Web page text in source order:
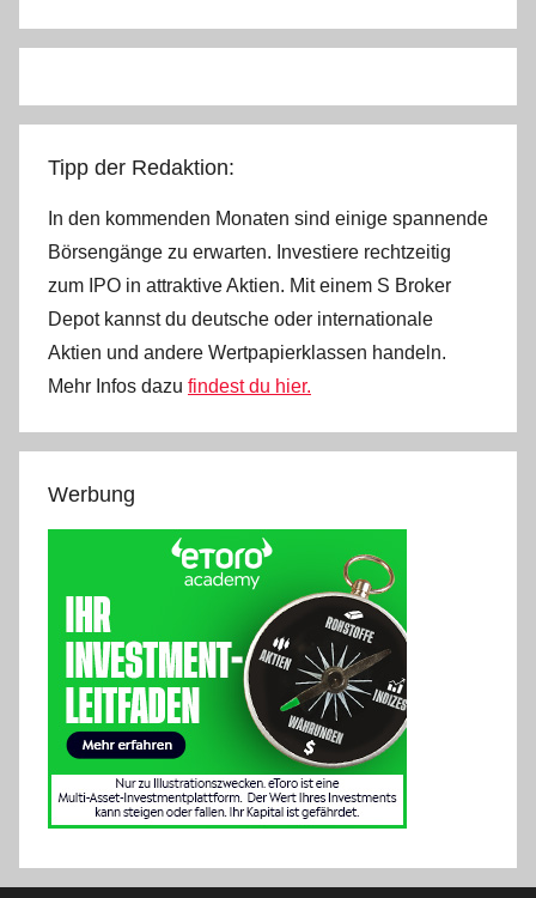
Tipp der Redaktion:
In den kommenden Monaten sind einige spannende
Börsengänge zu erwarten. Investiere rechtzeitig
zum IPO in attraktive Aktien. Mit einem S Broker
Depot kannst du deutsche oder internationale
Aktien und andere Wertpapierklassen handeln.
Mehr Infos dazu findest du hier.
Werbung